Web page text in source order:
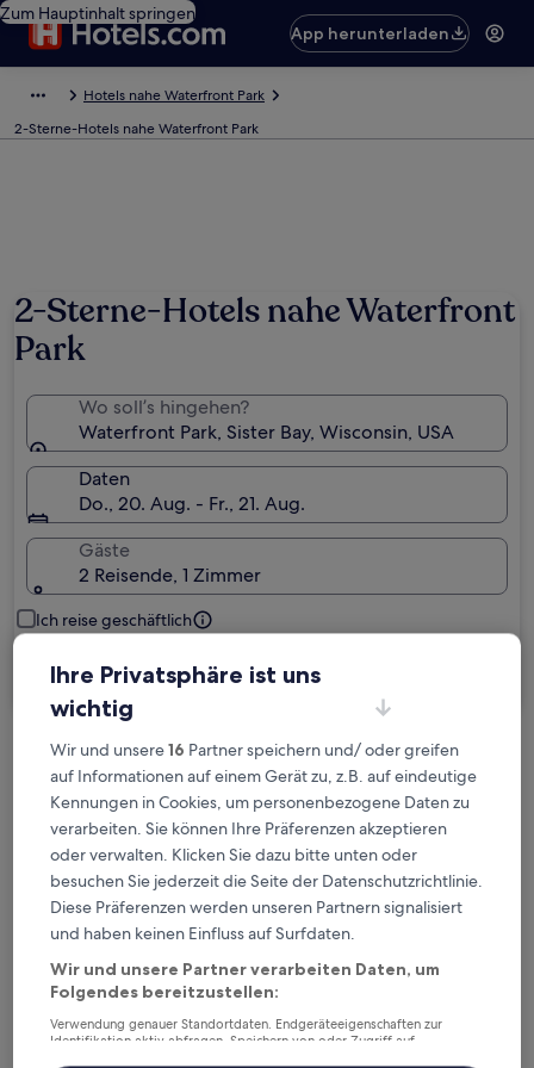
Zum Hauptinhalt springen
App herunterladen
Hotels nahe Waterfront Park
2-Sterne-Hotels nahe Waterfront Park
2-Sterne-Hotels nahe Waterfront
Park
Wo soll’s hingehen?
Waterfront Park, Sister Bay, Wisconsin, USA
Daten
Do., 20. Aug. - Fr., 21. Aug.
Gäste
2 Reisende, 1 Zimmer
Ich reise geschäftlich
Suchen
Kostenlose Stornierung bei
Planänderungen
Verdiene Prämien für jede
wahrgenommene Übernachtung
Mehr sparen mit Preisen für Mitglieder
Überprüfe die Preise für diese Daten
Ihre Privatsphäre ist uns
wichtig
Wir und unsere16 Partner speichern und/ oder greifen
auf Informationen auf einem Gerät zu, z.B. auf eindeutige
Kennungen in Cookies, um personenbezogene Daten zu
verarbeiten. Sie können Ihre Präferenzen akzeptieren
oder verwalten. Klicken Sie dazu bitte unten oder
besuchen Sie jederzeit die Seite der Datenschutzrichtlinie.
Diese Präferenzen werden unseren Partnern signalisiert
und haben keinen Einfluss auf Surfdaten.
Wir und unsere Partner verarbeiten Daten, um
Folgendes bereitzustellen:
Verwendung genauer Standortdaten. Endgeräteeigenschaften zur
Identifikation aktiv abfragen. Speichern von oder Zugriff auf